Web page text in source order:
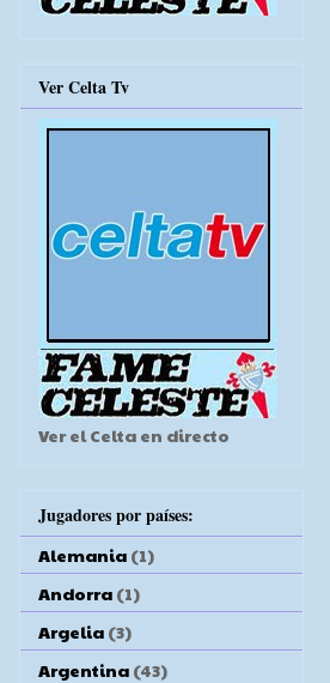
Ver Celta Tv
Ver el Celta en directo
Jugadores por países:
Alemania (1)
Andorra (1)
Argelia (3)
Argentina (43)